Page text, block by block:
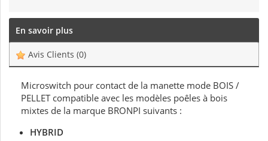
En savoir plus
Avis Clients (0)
Microswitch pour contact de la manette mode BOIS /
PELLET compatible avec les modèles poêles à bois
mixtes de la marque BRONPI suivants :
HYBRID